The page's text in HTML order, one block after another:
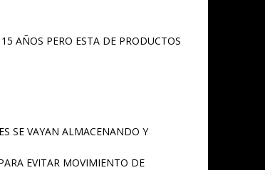
AÑOS PERO ESTA DE PRODUCTOS
SE VAYAN ALMACENANDO Y
EVITAR MOVIMIENTO DE